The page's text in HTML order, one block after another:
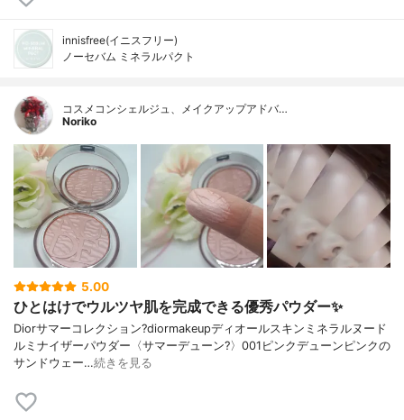
innisfree(イニスフリー)
ノーセバム ミネラルパクト
コスメコンシェルジュ、メイクアップアドバ…
Noriko
5.00
ひとはけでウルツヤ肌を完成できる優秀パウダー✨
Diorサマーコレクション?diormakeupディオールスキンミネラルヌード
ルミナイザーパウダー〈サマーデューン?️〉001ピンクデューンピンクの
サンドウェー…続きを見る